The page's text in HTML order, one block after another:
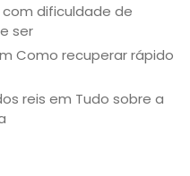
com dificuldade de
ser
Como recuperar rápido
reis em Tudo sobre a